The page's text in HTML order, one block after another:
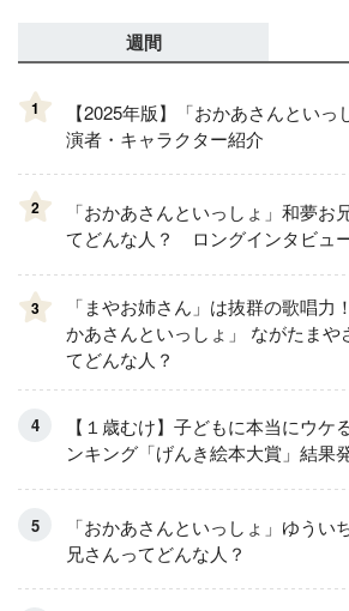
週間
1
【2025年版】「おかあさんといっ
演者・キャラクター紹介
2
「おかあさんといっしょ」和夢お
てどんな人？ ロングインタビュ
3
「まやお姉さん」は抜群の歌唱力
かあさんといっしょ」 ながたまや
てどんな人？
【１歳むけ】子どもに本当にウケ
ンキング「げんき絵本大賞」結果
「おかあさんといっしょ」ゆうい
兄さんってどんな人？